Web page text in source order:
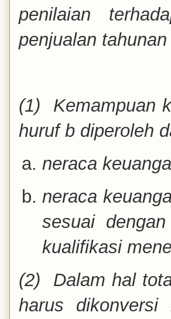
penilaian
penjualan
(1) Kemampuan
huruf b diperoleh
neraca
neraca
sesuai
kualifikasi
(2) Dalam hal
harus